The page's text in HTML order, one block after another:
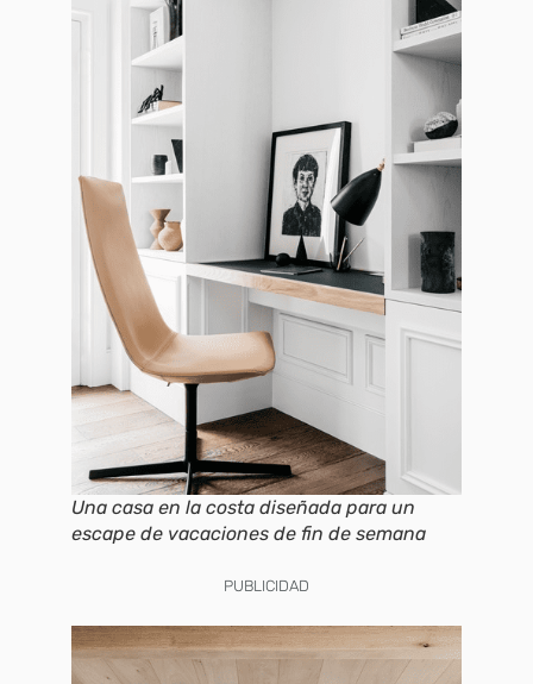
Una casa en la costa diseñada para un
escape de vacaciones de fin de semana
PUBLICIDAD